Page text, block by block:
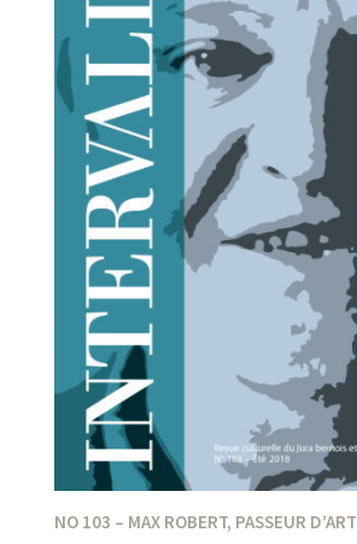
NO 103 – MAX ROBERT, PASSEUR D’ART